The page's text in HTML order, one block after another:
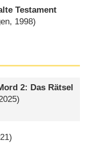
Testament
1998)
2: Das Rätsel